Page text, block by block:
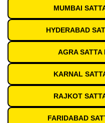
MUMBAI
HYDERABAD
AGRA SATTA
KARNAL
RAJKOT
FARIDABAD